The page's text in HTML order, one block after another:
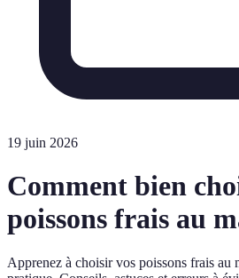
19 juin 2026
Comment bien
poissons frais au
Apprenez à choisir vos poissons frais au